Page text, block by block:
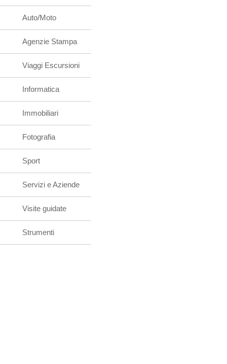
Auto/Moto
Agenzie Stampa
Viaggi Escursioni
Informatica
Immobiliari
Fotografia
Sport
Servizi e Aziende
Visite guidate
Strumenti